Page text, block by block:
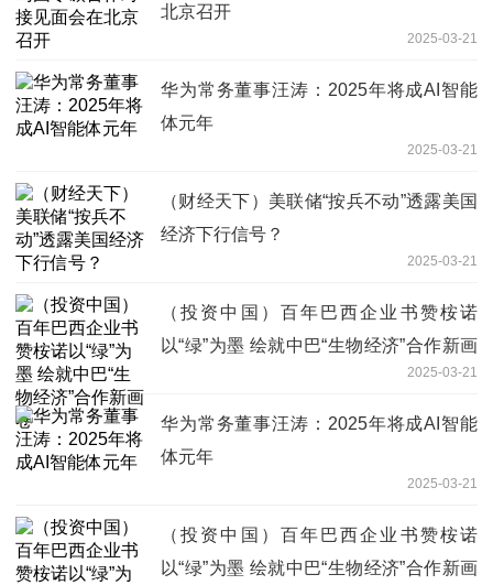
北京召开
2025-03-21
华为常务董事汪涛：2025年将成AI智能
体元年
2025-03-21
（财经天下）美联储“按兵不动”透露美国
经济下行信号？
2025-03-21
（投资中国）百年巴西企业书赞桉诺
以“绿”为墨 绘就中巴“生物经济”合作新画
2025-03-21
华为常务董事汪涛：2025年将成AI智能
体元年
2025-03-21
（投资中国）百年巴西企业书赞桉诺
以“绿”为墨 绘就中巴“生物经济”合作新画